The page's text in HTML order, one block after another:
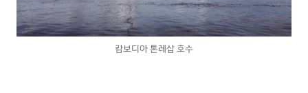
캄보디아 톤레삽 호수